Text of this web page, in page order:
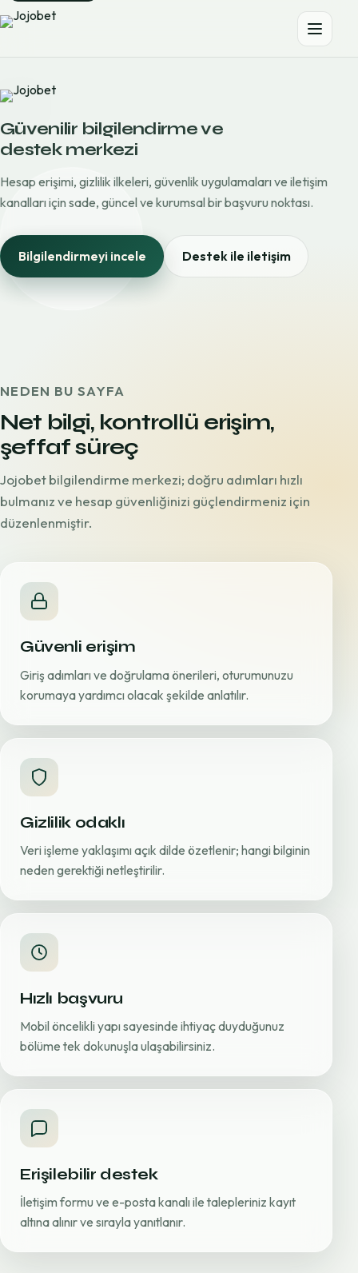
Güvenilir bilgilendirme ve
destek merkezi
Hesap erişimi, gizlilik ilkeleri, güvenlik uygulamaları ve iletişim
kanalları için sade, güncel ve kurumsal bir başvuru noktası.
Bilgilendirmeyi incele Destek ile iletişim
NEDEN BU SAYFA
Net bilgi, kontrollü erişim,
şeffaf süreç
Jojobet bilgilendirme merkezi; doğru adımları hızlı
bulmanız ve hesap güvenliğinizi güçlendirmeniz için
düzenlenmiştir.
Güvenli erişim
Giriş adımları ve doğrulama önerileri, oturumunuzu
korumaya yardımcı olacak şekilde anlatılır.
Gizlilik odaklı
Veri işleme yaklaşımı açık dilde özetlenir; hangi bilginin
neden gerektiği netleştirilir.
Hızlı başvuru
Mobil öncelikli yapı sayesinde ihtiyaç duyduğunuz
bölüme tek dokunuşla ulaşabilirsiniz.
Erişilebilir destek
İletişim formu ve e-posta kanalı ile talepleriniz kayıt
altına alınır ve sırayla yanıtlanır.